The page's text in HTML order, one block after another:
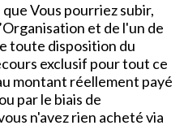
Vous pourriez subir,
et de l'un de
toute disposition du
exclusif pour tout ce
montant réellement payé
par le biais de
n'avez rien acheté via